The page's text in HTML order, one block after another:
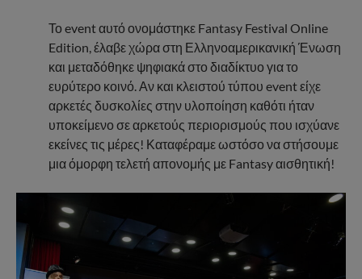
Το event αυτό ονομάστηκε Fantasy Festival Online
Edition, έλαβε χώρα στη Ελληνοαμερικανική Ένωση
και μεταδόθηκε ψηφιακά στο διαδίκτυο για το
ευρύτερο κοινό. Αν και κλειστού τύπου event είχε
αρκετές δυσκολίες στην υλοποίηση καθότι ήταν
υποκείμενο σε αρκετούς περιορισμούς που ισχύανε
εκείνες τις μέρες! Καταφέραμε ωστόσο να στήσουμε
μια όμορφη τελετή απονομής με Fantasy αισθητική!